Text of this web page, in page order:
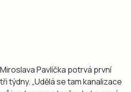
Pavlíčka potrvá první
týdny. „Udělá se tam kanalizace